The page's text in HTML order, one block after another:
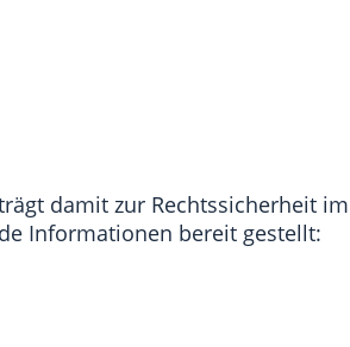
damit zur Rechtssicherheit
Informationen bereit gestellt: